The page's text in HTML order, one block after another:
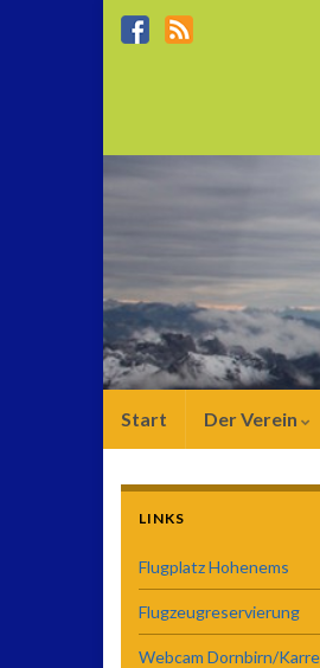
Start Der Verein
LINKS
Flugplatz Hohenems
Flugzeugreservierung
Webcam Dornbirn/